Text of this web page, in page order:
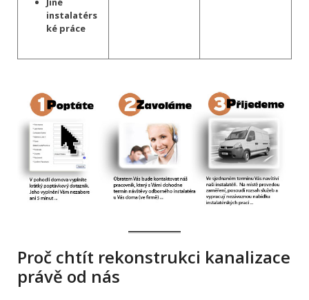
instalatérs
ké práce
Proč chtít rekonstrukci kanalizace
právě od nás